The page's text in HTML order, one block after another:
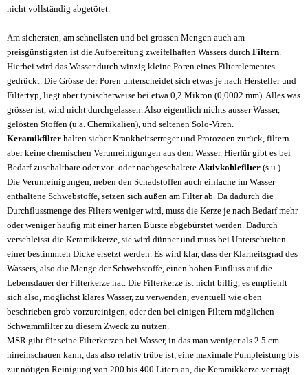
nicht vollständig abgetötet.
Am sichersten, am schnellsten und bei grossen Mengen auch am
preisgünstigsten ist die Aufbereitung zweifelhaften Wassers durch Filtern
Hierbei wird das Wasser durch winzig kleine Poren eines Filterelementes
gedrückt. Die Grösse der Poren unterscheidet sich etwas je nach Hersteller und
Filtertyp, liegt aber typischerweise bei etwa 0,2 Mikron (0,0002 mm). Alles was
grösser ist, wird nicht durchgelassen. Also eigentlich nichts ausser Wasser,
gelösten Stoffen (u.a. Chemikalien), und seltenen Solo-Viren.
Keramikfilter halten sicher Krankheitserreger und Protozoen zurück, filtern
aber keine chemischen Verunreinigungen aus dem Wasser. Hierfür gibt es bei
Bedarf zuschaltbare oder vor- oder nachgeschaltete Aktivkohlefilter (s.u.).
Die Verunreinigungen, neben den Schadstoffen auch einfache im Wasser
enthaltene Schwebstoffe, setzen sich außen am Filter ab. Da dadurch die
Durchflussmenge des Filters weniger wird, muss die Kerze je nach Bedarf mehr
oder weniger häufig mit einer harten Bürste abgebürstet werden. Dadurch
verschleisst die Keramikkerze, sie wird dünner und muss bei Unterschreiten
einer bestimmten Dicke ersetzt werden. Es wird klar, dass der Klarheitsgrad des
Wassers, also die Menge der Schwebstoffe, einen hohen Einfluss auf die
Lebensdauer der Filterkerze hat. Die Filterkerze ist nicht billig, es empfiehlt
sich also, möglichst klares Wasser, zu verwenden, eventuell wie oben
beschrieben grob vorzureinigen, oder den bei einigen Filtern möglichen
Schwammfilter zu diesem Zweck zu nutzen.
MSR gibt für seine Filterkerzen bei Wasser, in das man weniger als 2.5 cm
hineinschauen kann, das also relativ trübe ist, eine maximale Pumpleistung bis
zur nötigen Reinigung von 200 bis 400 Litern an, die Keramikkerze verträgt